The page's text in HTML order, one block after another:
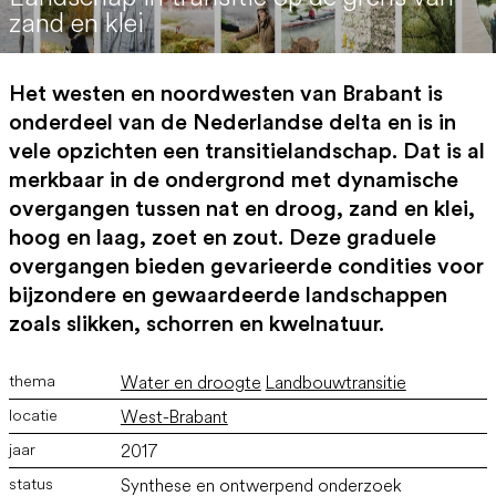
The Dutch Everglades: Landschap in transitie op de grens van zand en klei
zand en klei
Het westen en noordwesten van Brabant is
onderdeel van de Nederlandse delta en is in
vele opzichten een transitielandschap. Dat is al
merkbaar in de ondergrond met dynamische
overgangen tussen nat en droog, zand en klei,
hoog en laag, zoet en zout. Deze graduele
overgangen bieden gevarieerde condities voor
bijzondere en gewaardeerde landschappen
zoals slikken, schorren en kwelnatuur.
Water en droogte Landbouwtransitie
West-Brabant
2017
Synthese en ontwerpend onderzoek